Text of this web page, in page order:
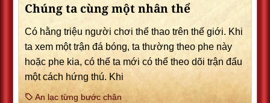
Chúng ta cùng một nhân thể
Có hằng triệu người chơi thể thao trên thế giới. Khi
ta xem một trận đá bóng, ta thường theo phe này
hoặc phe kia, có thế ta mới có thể theo dõi trận đấu
một cách hứng thú. Khi
An lạc từng bước chân